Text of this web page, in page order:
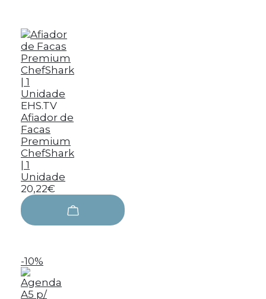
EHS.TV
Afiador de
Facas
Premium
ChefShark
| 1
Unidade
20,22€
-10%